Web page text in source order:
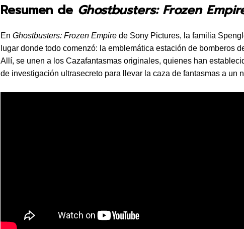
Resumen de Ghostbusters: Frozen
En Ghostbusters: Frozen Empire de Sony Pictures, la familia
lugar donde todo comenzó: la emblemática estación de bomberos
Allí, se unen a los Cazafantasmas originales, quienes han
de investigación ultrasecreto para llevar la caza de fantasmas a un